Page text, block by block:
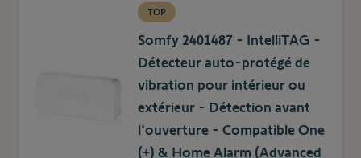
TOP
Somfy 2401487 - IntelliTAG -
Détecteur auto-protégé de
vibration pour intérieur ou
extérieur - Détection avant
l'ouverture - Compatible One
(+) & Home Alarm (Advanced